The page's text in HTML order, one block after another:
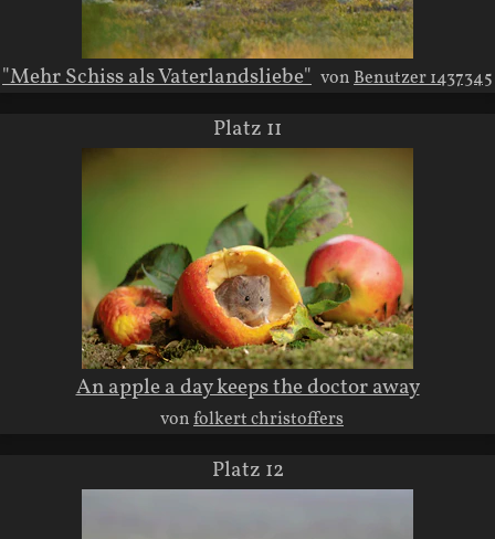
"Mehr Schiss als Vaterlandsliebe" vonBenutzer 1437345
Platz 11
An apple a day keeps the doctor away
vonfolkert christoffers
Platz 12